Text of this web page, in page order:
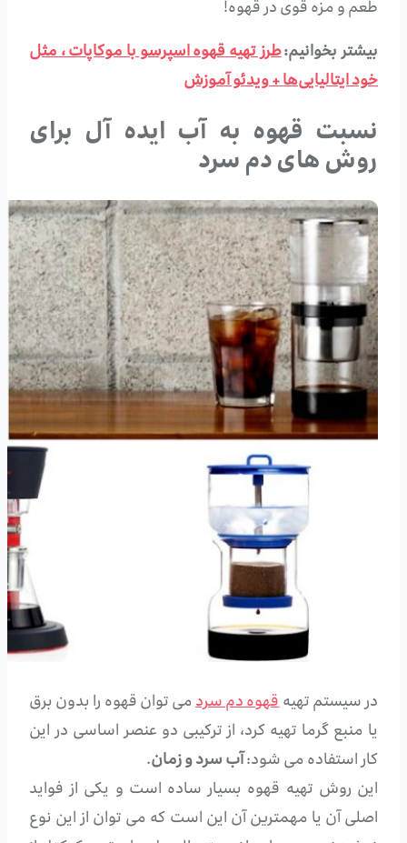
طعم و مزه قوی در قهوه!
بیشتر بخوانیم:طرز تهیه قهوه اسپرسو با موکاپات ، مثل
خود ایتالیایی‌ها + ویدئو آموزش
نسبت قهوه به آب ایده آل برای
روش های دم سرد
در سیستم تهیهقهوه دم سردمی توان قهوه را بدون برق
یا منبع گرما تهیه کرد، از ترکیبی دو عنصر اساسی در این
کار استفاده می شود:آب سرد و زمان.
این روش تهیه قهوه بسیار ساده است و یکی از فواید
اصلی آن یا مهمترین آن این است که می توان از این نوع